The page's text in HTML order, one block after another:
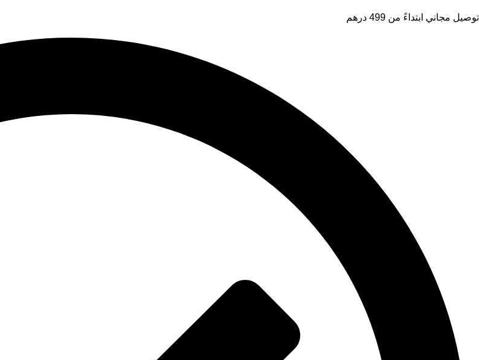
توصيل مجاني ابتداءً من 499 درهم